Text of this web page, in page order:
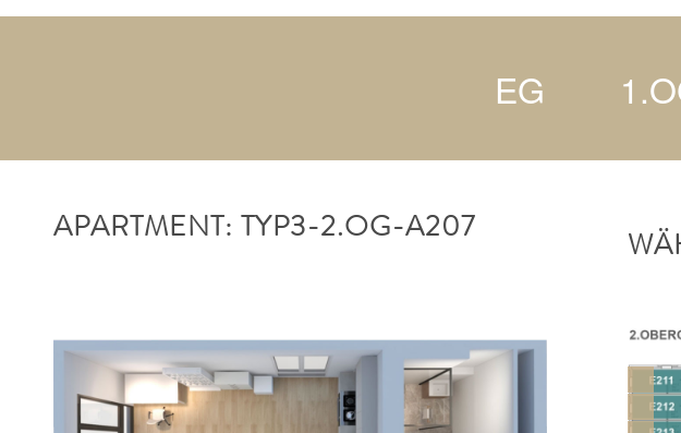
EG
APARTMENT: TYP3-2.OG-A207